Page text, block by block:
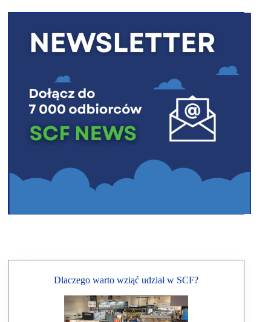
Dlaczego warto wziąć udział w SCF?